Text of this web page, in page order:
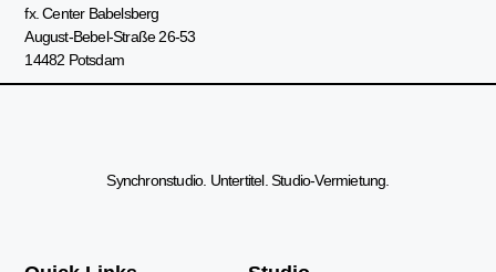
fx. Center Babelsberg
August-Bebel-Straße 26-53
14482 Potsdam
Synchronstudio. Untertitel. Studio-Vermietung.